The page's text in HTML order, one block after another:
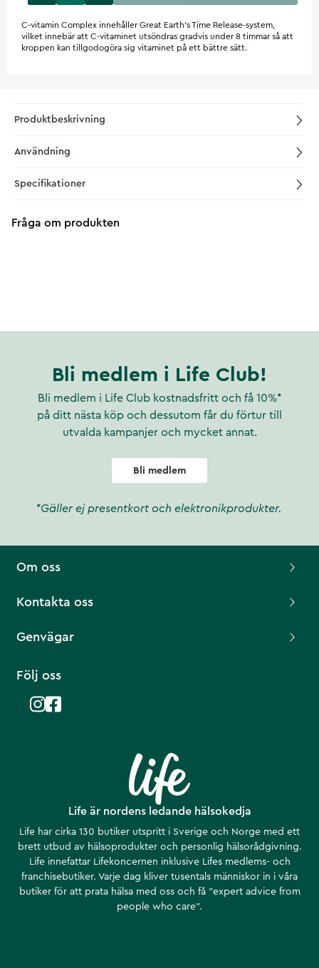
C-vitamin Complex innehåller Great Earth’s Time Release-system,
vilket innebär att C-vitaminet utsöndras gradvis under 8 timmar så att
kroppen kan tillgodogöra sig vitaminet på ett bättre sätt.
Produktbeskrivning
Användning
Specifikationer
Fråga om produkten
Bli medlem i Life Club!
Bli medlem i Life Club kostnadsfritt och få 10%*
på ditt nästa köp och dessutom får du förtur till
utvalda kampanjer och mycket annat.
Bli medlem
*Gäller ej presentkort och elektronikprodukter.
Life är nordens ledande hälsokedja
Life har cirka 130 butiker utspritt i Sverige och Norge med ett
brett utbud av hälsoprodukter och personlig hälsorådgivning.
Life innefattar Lifekoncernen inklusive Lifes medlems- och
franchisebutiker. Varje dag kliver tusentals människor in i våra
butiker för att prata hälsa med oss och få ”expert advice from
people who care”.
Om oss
Kontakta oss
Genvägar
Följ oss